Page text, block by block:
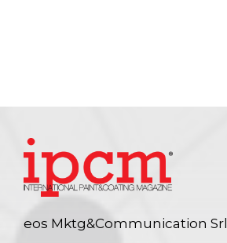
eos Mktg&Communication Srl